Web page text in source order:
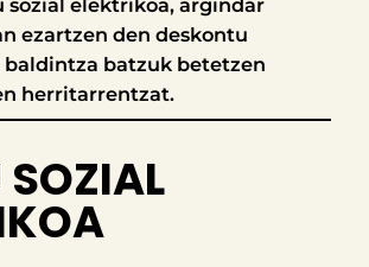
ezartzen den deskontu
baldintza batzuk betetzen
herritarrentzat.